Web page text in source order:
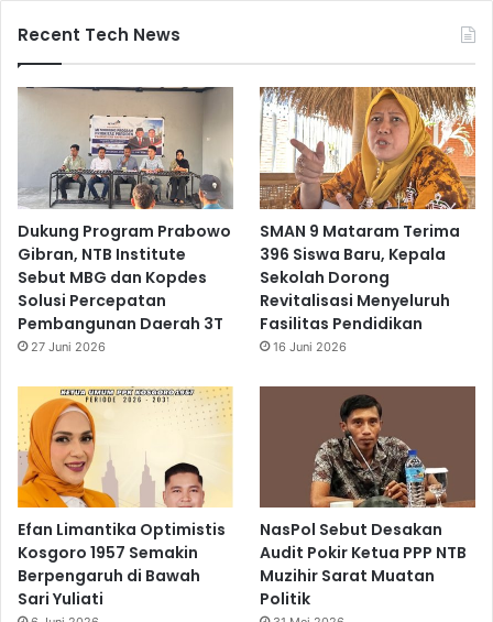
Recent Tech News
Dukung Program Prabowo
Gibran, NTB Institute
Sebut MBG dan Kopdes
Solusi Percepatan
Pembangunan Daerah 3T
27 Juni 2026
SMAN 9 Mataram Terima
396 Siswa Baru, Kepala
Sekolah Dorong
Revitalisasi Menyeluruh
Fasilitas Pendidikan
16 Juni 2026
Efan Limantika Optimistis
Kosgoro 1957 Semakin
Berpengaruh di Bawah
Sari Yuliati
NasPol Sebut Desakan
Audit Pokir Ketua PPP NTB
Muzihir Sarat Muatan
Politik